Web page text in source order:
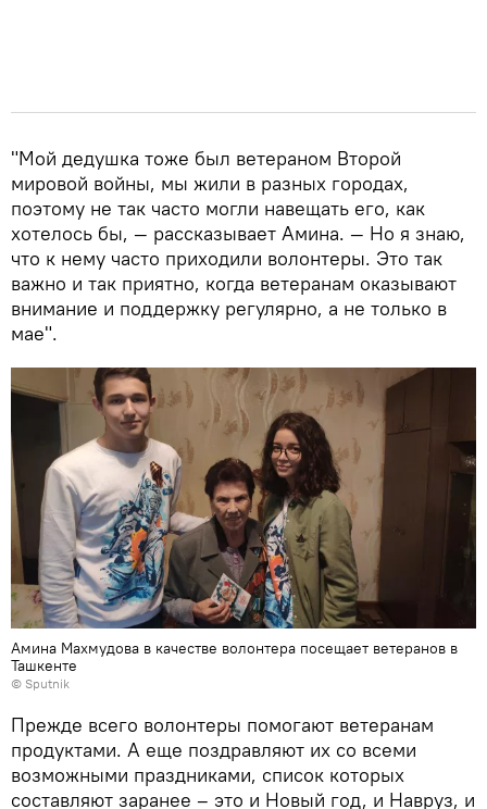
"Мой дедушка тоже был ветераном Второй
мировой войны, мы жили в разных городах,
поэтому не так часто могли навещать его, как
хотелось бы, — рассказывает Амина. — Но я знаю,
что к нему часто приходили волонтеры. Это так
важно и так приятно, когда ветеранам оказывают
внимание и поддержку регулярно, а не только в
мае".
Амина Махмудова в качестве волонтера посещает ветеранов в
Ташкенте
© Sputnik
Прежде всего волонтеры помогают ветеранам
продуктами. А еще поздравляют их со всеми
возможными праздниками, список которых
составляют заранее – это и Новый год, и Навруз, и